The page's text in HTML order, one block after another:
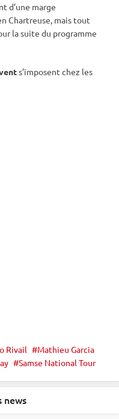
d’une marge
Chartreuse, mais tout
la suite du programme
s’imposent chez les
Rivail
Mathieu Garcia
Samse National Tour
news